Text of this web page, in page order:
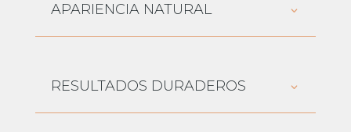
APARIENCIA NATURAL
RESULTADOS DURADEROS